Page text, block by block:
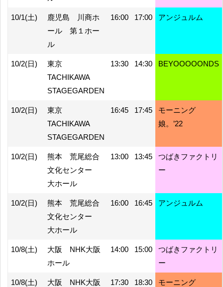
10/1(土)
鹿児島 川商ホ
ール 第１ホー
ル
16:00 17:00 アンジュルム
10/2(日)
東京
TACHIKAWA
STAGEGARDEN
13:30 14:30 BEYOOOOONDS
10/2(日)
東京
TACHIKAWA
STAGEGARDEN
16:45 17:45
モーニング
娘。’22
10/2(日)
熊本 荒尾総合
文化センター
大ホール
13:00 13:45
つばきファクトリ
ー
10/2(日)
熊本 荒尾総合
文化センター
大ホール
16:00 16:45 アンジュルム
10/8(土)
大阪 NHK大阪
ホール
14:00 15:00
つばきファクトリ
ー
10/8(土)
大阪 NHK大阪
17:30 18:30
モーニング